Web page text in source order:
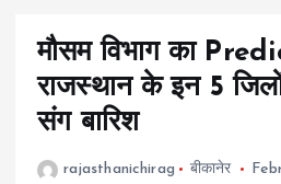
मौसम विभाग का
राजस्थान के इन 5
संग बारिश
rajasthanichirag बीकानेर